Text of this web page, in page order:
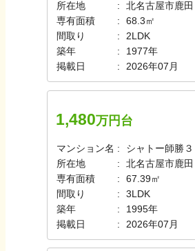
所在地
北名古屋市鹿田
専有面積
68.3㎡
間取り
2LDK
築年
1977年
掲載日
2026年07月
1,480万円台
マンション名
シャトー師勝３
所在地
北名古屋市鹿田
専有面積
67.39㎡
間取り
3LDK
築年
1995年
掲載日
2026年07月